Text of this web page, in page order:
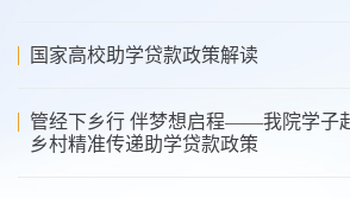
国家高校助学贷款政策解读
管经下乡行 伴梦想启程——我院学子
乡村精准传递助学贷款政策